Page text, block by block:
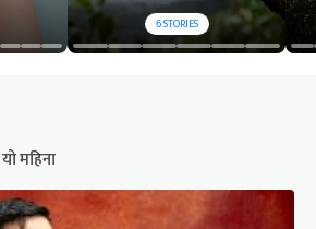
6STORIES
यो महिना